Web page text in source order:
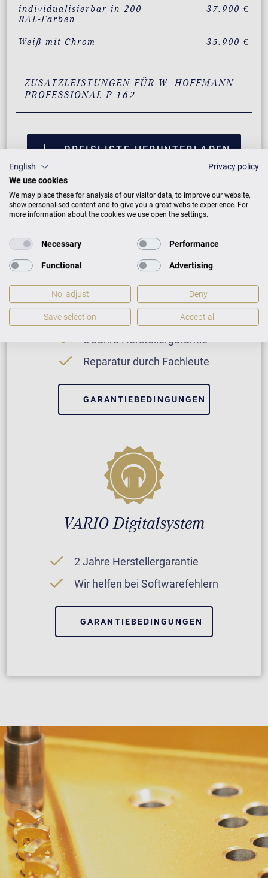
individualisierbar in 200
RAL-Farben
37.900 €
Weiß mit Chrom 35.900 €
ZUSATZLEISTUNGEN FÜR W. HOFFMANN
PROFESSIONAL P 162
PREISLISTE HERUNTERLADEN
Neuinstrument
5 Jahre Herstellergarantie
Reparatur durch Fachleute
GARANTIEBEDINGUNGEN
VARIO Digitalsystem
2 Jahre Herstellergarantie
Wir helfen bei Softwarefehlern
GARANTIEBEDINGUNGEN
English
Privacy policy
We use cookies
We may place these for analysis of our visitor data, to improve our website,
show personalised content and to give you a great website experience. For
more information about the cookies we use open the settings.
Necessary Performance
Functional Advertising
No, adjust Deny
Save selection Accept all